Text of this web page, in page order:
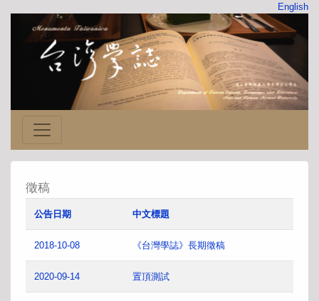
English
徵稿
公告日期 中文標題
2018-10-08 《台灣學誌》長期徵稿
2020-09-14 置頂測試